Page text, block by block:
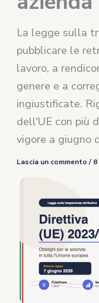
La legge sulla
pubblicare le
lavoro, a
genere e a
ingiustificate.
dell'UE con più
vigore a giugno
Lascia un commento /